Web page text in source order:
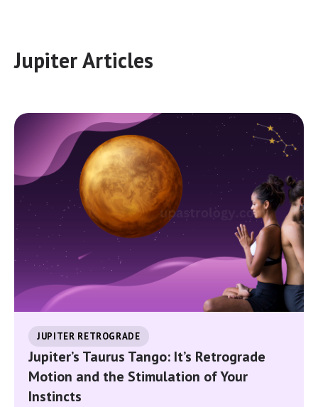
Jupiter Articles
JUPITER RETROGRADE
Jupiter’s Taurus Tango: It’s Retrograde
Motion and the Stimulation of Your
Instincts